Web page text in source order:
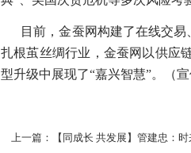
目前，金蚕网构建了在线交
扎根茧丝绸行业，金蚕网以供应
型升级中展现了“嘉兴智慧”。（
上一篇：
【同成长 共发展】管建忠：